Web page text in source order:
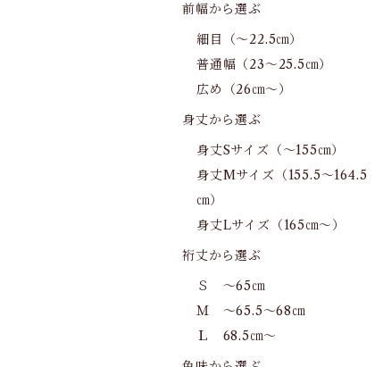
前幅から選ぶ
細目（～22.5㎝）
普通幅（23～25.5㎝）
広め（26㎝～）
身丈から選ぶ
身丈Sサイズ（～155㎝）
身丈Mサイズ（155.5～164.5
㎝）
身丈Lサイズ（165㎝～）
裄丈から選ぶ
Ｓ ～65㎝
Ｍ ～65.5～68㎝
Ｌ 68.5㎝～